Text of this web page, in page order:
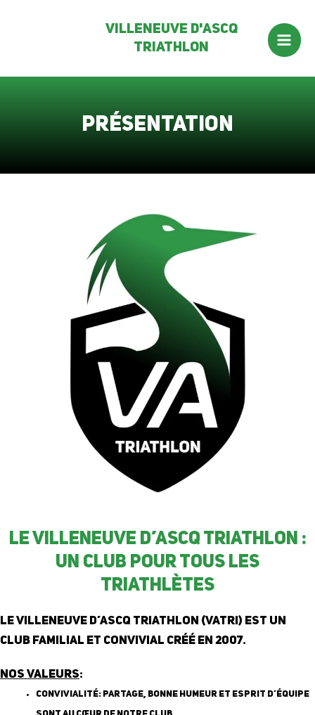
Villeneuve d'ascq
Triathlon
Présentation
Le Villeneuve d’Ascq Triathlon :
Un club pour tous les
triathlètes
Le Villeneuve d’Ascq Triathlon (VATRI) est un
club familial et convivial créé en 2007.
Nos valeurs:
Convivialité: Partage, bonne humeur et esprit d’équipe